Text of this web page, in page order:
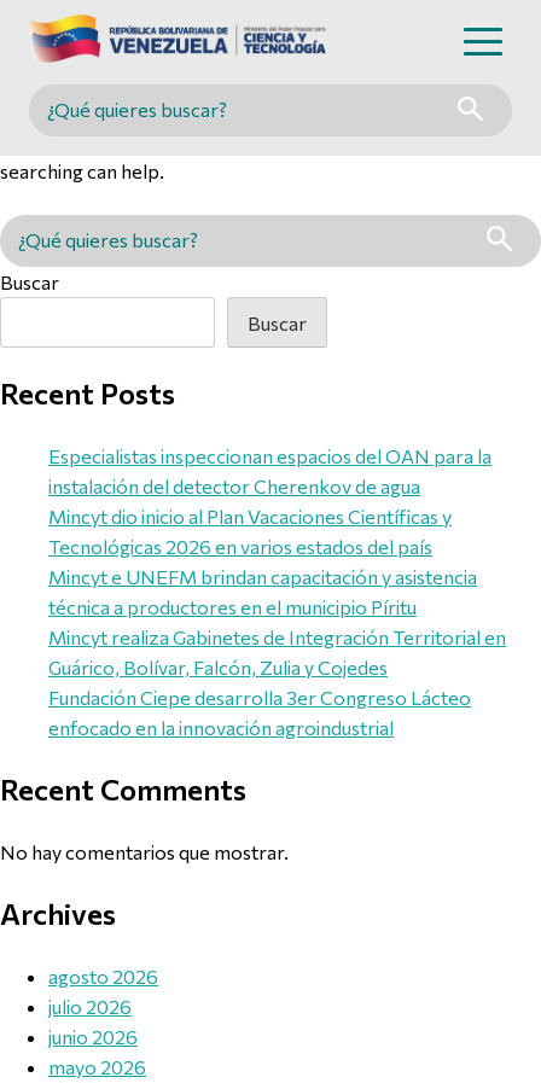
Buscar en MINCYT
searching can help.
Buscar en MINCYT
Buscar
Buscar
Recent Posts
Especialistas inspeccionan espacios del OAN para la
instalación del detector Cherenkov de agua
Mincyt dio inicio al Plan Vacaciones Científicas y
Tecnológicas 2026 en varios estados del país
Mincyt e UNEFM brindan capacitación y asistencia
técnica a productores en el municipio Píritu
Mincyt realiza Gabinetes de Integración Territorial en
Guárico, Bolívar, Falcón, Zulia y Cojedes
Fundación Ciepe desarrolla 3er Congreso Lácteo
enfocado en la innovación agroindustrial
Recent Comments
No hay comentarios que mostrar.
Archives
agosto 2026
julio 2026
junio 2026
mayo 2026